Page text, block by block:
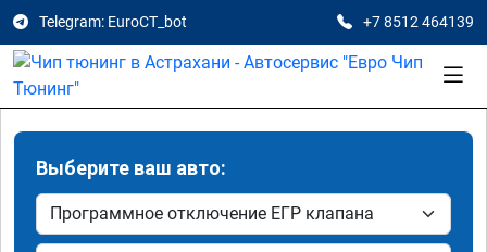
Telegram: EuroCT_bot +7 8512 464139
Выберите ваш авто: